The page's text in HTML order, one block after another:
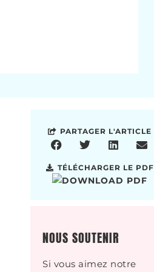
PARTAGER L'ARTICLE
TÉLÉCHARGER LE PDF
NOUS SOUTENIR
Si vous aimez notre